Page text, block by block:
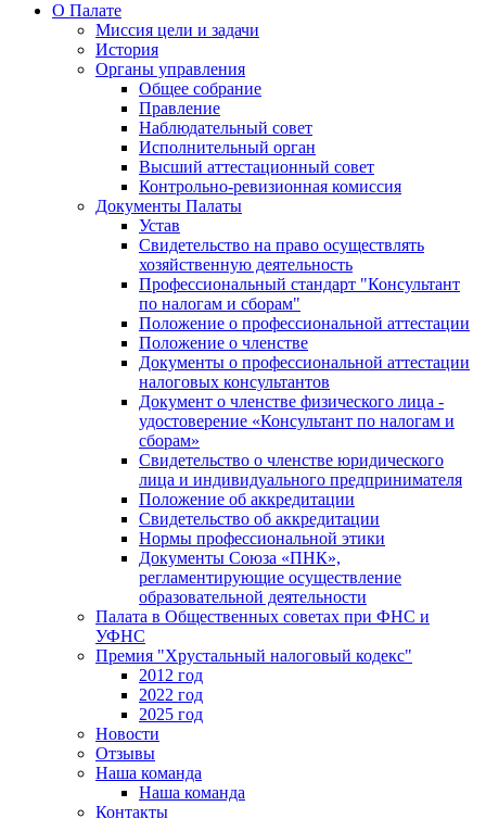
О Палате
Миссия цели и задачи
История
Органы управления
Общее собрание
Правление
Наблюдательный совет
Исполнительный орган
Высший аттестационный совет
Контрольно-ревизионная комиссия
Документы Палаты
Устав
Свидетельство на право осуществлять
хозяйственную деятельность
Профессиональный стандарт "Консультант
по налогам и сборам"
Положение о профессиональной аттестации
Положение о членстве
Документы о профессиональной аттестации
налоговых консультантов
Документ о членстве физического лица -
удостоверение «Консультант по налогам и
сборам»
Свидетельство о членстве юридического
лица и индивидуального предпринимателя
Положение об аккредитации
Свидетельство об аккредитации
Нормы профессиональной этики
Документы Союза «ПНК»,
регламентирующие осуществление
образовательной деятельности
Палата в Общественных советах при ФНС и
УФНС
Премия "Хрустальный налоговый кодекс"
2012 год
2022 год
2025 год
Новости
Отзывы
Наша команда
Наша команда
Контакты